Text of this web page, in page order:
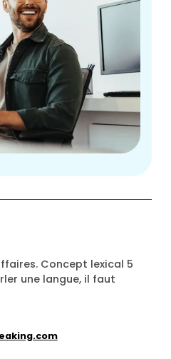
Concept lexical 5
une langue, il faut